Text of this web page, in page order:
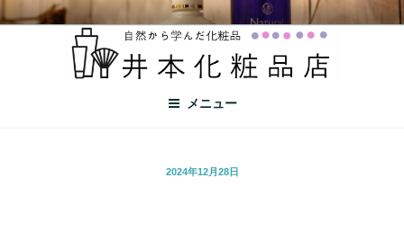
井本化粧品店
自然から学んだ化粧品
メニュー
2024年12月28日